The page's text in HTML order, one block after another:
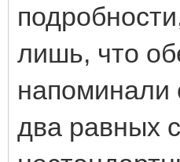
лишь, что
напоминали
два равных